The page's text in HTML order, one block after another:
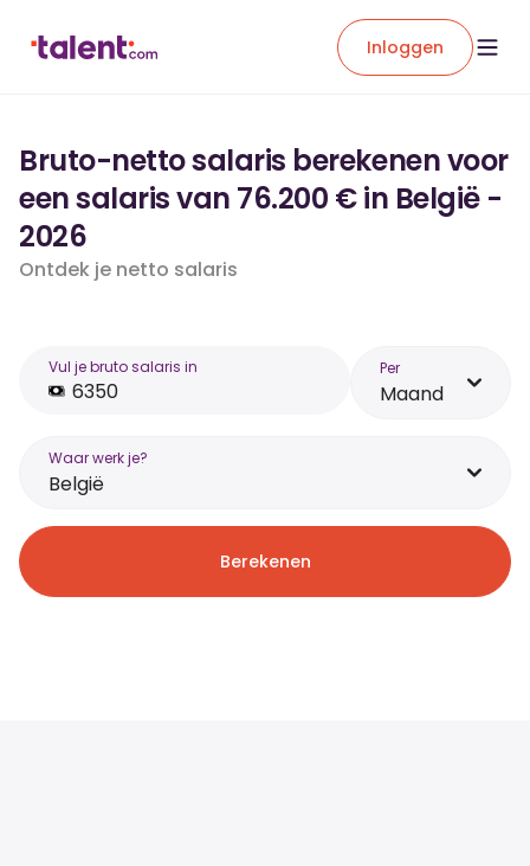
Inloggen
Bruto-netto salaris berekenen voor
een salaris van 76.200 € in België -
2026
Ontdek je netto salaris
Vul je bruto salaris in Per
Maand
Waar werk je?
België
Berekenen